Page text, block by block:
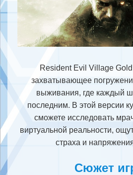
Resident Evil Village
захватывающее
выживания, где каждый
последним. В этой версии
сможете исследовать
виртуальной реальности,
страха и
Сюжет